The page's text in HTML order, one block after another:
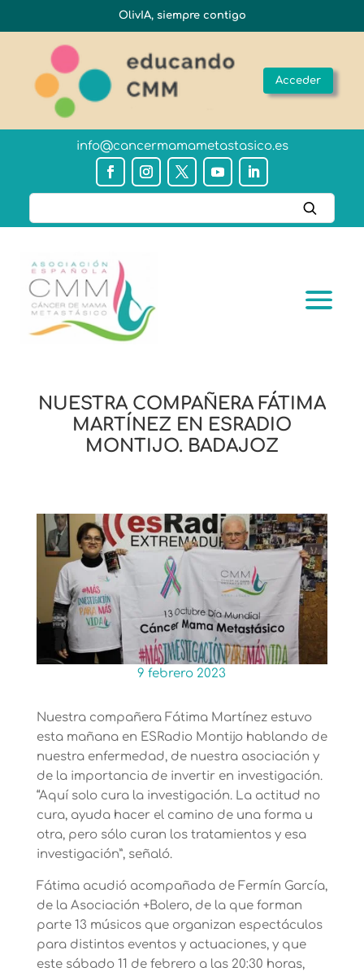
OlivIA, siempre contigo
Acceder
info@cancermamametastasico.es
NUESTRA COMPAÑERA FÁTIMA
MARTÍNEZ EN ESRADIO
MONTIJO. BADAJOZ
9 febrero 2023
Nuestra compañera Fátima Martínez estuvo
esta mañana en ESRadio Montijo hablando de
nuestra enfermedad, de nuestra asociación y
de la importancia de invertir en investigación.
“Aquí solo cura la investigación. La actitud no
cura, ayuda hacer el camino de una forma u
otra, pero sólo curan los tratamientos y esa
investigación”, señaló.
Fátima acudió acompañada de Fermín García,
de la Asociación +Bolero, de la que forman
parte 13 músicos que organizan espectáculos
para distintos eventos y actuaciones, y que
este sábado 11 de febrero a las 20:30 horas,